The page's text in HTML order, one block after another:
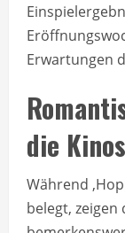
Erwartungen
die
Während
belegt,